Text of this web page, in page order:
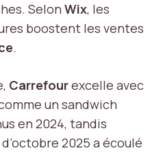
Selon Wix, les
boostent les ventes
.
Carrefourexcelle avec
un sandwich
en 2024, tandis
d’octobre 2025 a écoulé